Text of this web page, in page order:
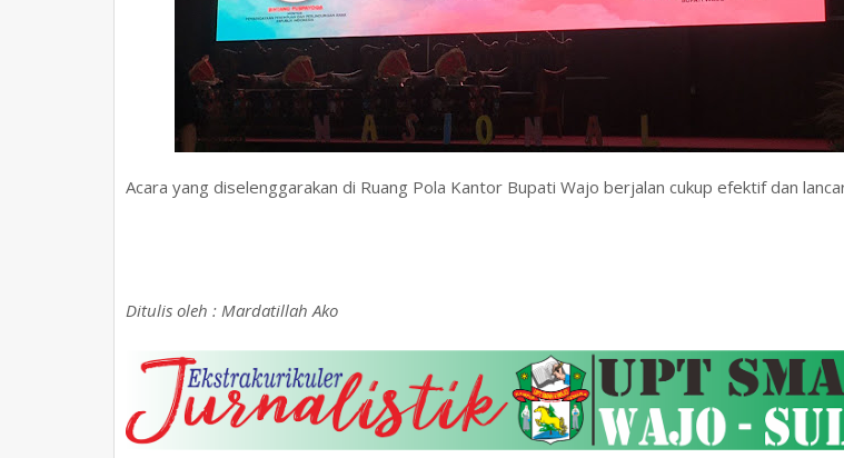
Acara yang diselenggarakan di Ruang Pola Kantor Bupati Wajo berjalan cukup efektif dan
Ditulis oleh : Mardatillah Ako